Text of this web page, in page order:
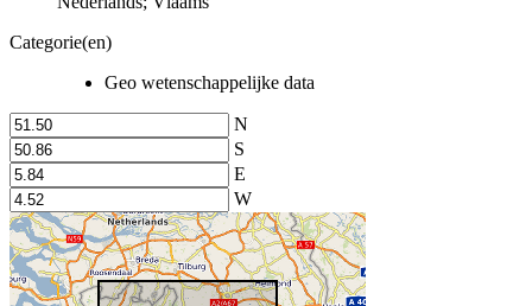
Categorie(en)
Geo wetenschappelijke data
N
S
E
W